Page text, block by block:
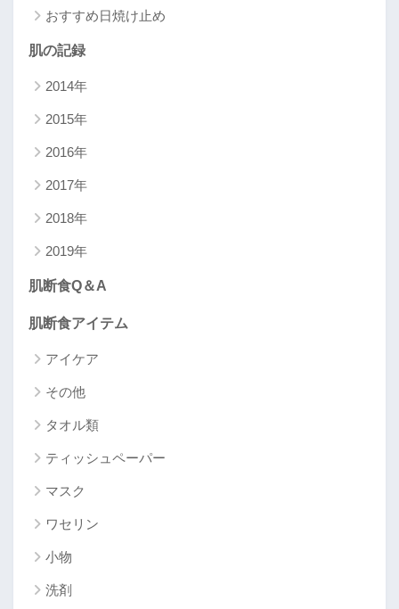
おすすめ日焼け止め
肌の記録
2014年
2015年
2016年
2017年
2018年
2019年
肌断食Q＆A
肌断食アイテム
アイケア
その他
タオル類
ティッシュペーパー
マスク
ワセリン
小物
洗剤